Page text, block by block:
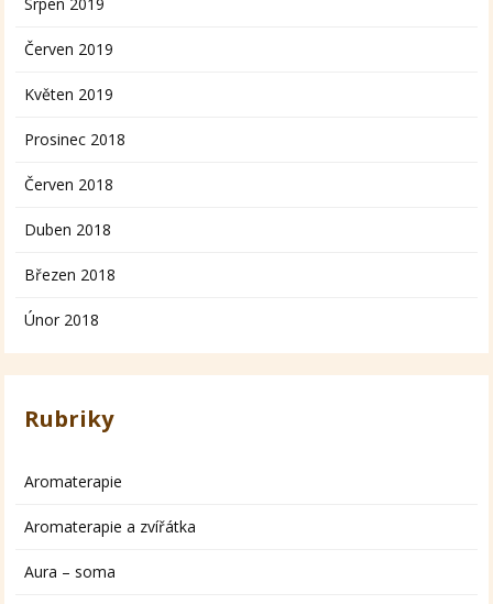
Červen 2019
Květen 2019
Prosinec 2018
Červen 2018
Duben 2018
Březen 2018
Únor 2018
Rubriky
Aromaterapie
Aromaterapie a zvířátka
Aura – soma